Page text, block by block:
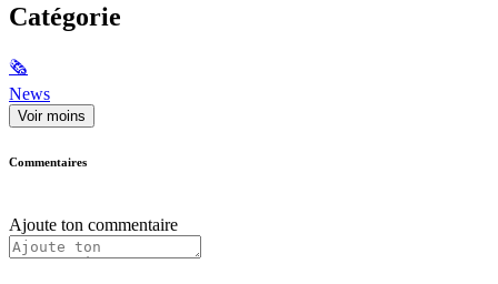
Catégorie
🗞
News
Voir moins
Commentaires
Ajoute ton commentaire